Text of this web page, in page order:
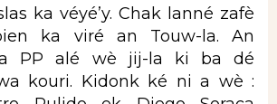
ka véyé’y. Chak lanné zafè
ka viré an Touw-la. An
PP alé wè jij-la ki ba dé
kouri. Kidonk ké ni a wè :